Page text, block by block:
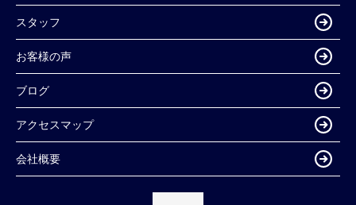
スタッフ
お客様の声
ブログ
アクセスマップ
会社概要